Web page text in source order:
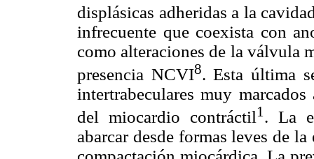
displásicas adheridas a la
infrecuente que coexista con
como alteraciones de la válvula
presencia NCVI8. Esta última
intertrabeculares muy
del miocardio contráctil1 . La
abarcar desde formas leves de